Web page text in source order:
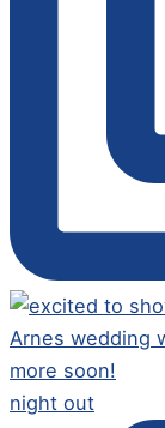
night out